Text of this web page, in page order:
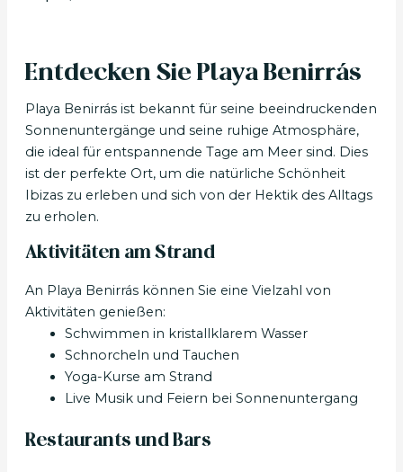
Entdecken Sie Playa Benirrás
Playa Benirrás ist bekannt für seine beeindruckenden
Sonnenuntergänge und seine ruhige Atmosphäre,
die ideal für entspannende Tage am Meer sind. Dies
ist der perfekte Ort, um die natürliche Schönheit
Ibizas zu erleben und sich von der Hektik des Alltags
zu erholen.
Aktivitäten am Strand
An Playa Benirrás können Sie eine Vielzahl von
Aktivitäten genießen:
Schwimmen in kristallklarem Wasser
Schnorcheln und Tauchen
Yoga-Kurse am Strand
Live Musik und Feiern bei Sonnenuntergang
Restaurants und Bars